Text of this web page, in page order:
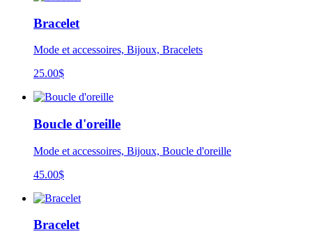
Bracelet
Mode et accessoires, Bijoux, Bracelets
25.00$
Boucle d'oreille
Mode et accessoires, Bijoux, Boucle d'oreille
45.00$
Bracelet